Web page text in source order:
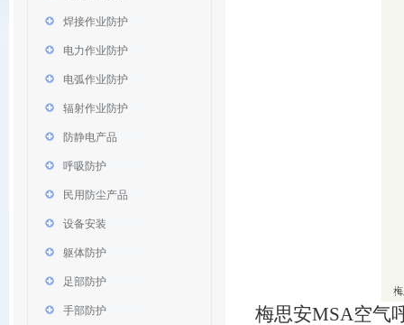
焊接作业防护
电力作业防护
电弧作业防护
辐射作业防护
防静电产品
呼吸防护
民用防尘产品
设备安装
躯体防护
足部防护
手部防护
梅思安MSA空气